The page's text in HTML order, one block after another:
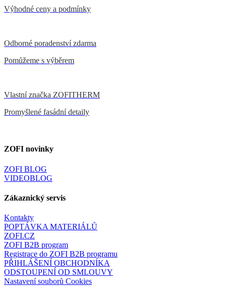
Výhodné ceny a podmínky
Odborné poradenství zdarma
Pomůžeme s výběrem
Vlastní značka ZOFITHERM
Promyšlené fasádní detaily
ZOFI novinky
ZOFI BLOG
VIDEOBLOG
Zákaznický servis
Kontakty
POPTÁVKA MATERIÁLŮ
ZOFI.CZ
ZOFI B2B program
Registrace do ZOFI B2B programu
PŘIHLÁŠENÍ OBCHODNÍKA
ODSTOUPENÍ OD SMLOUVY
Nastavení souborů Cookies